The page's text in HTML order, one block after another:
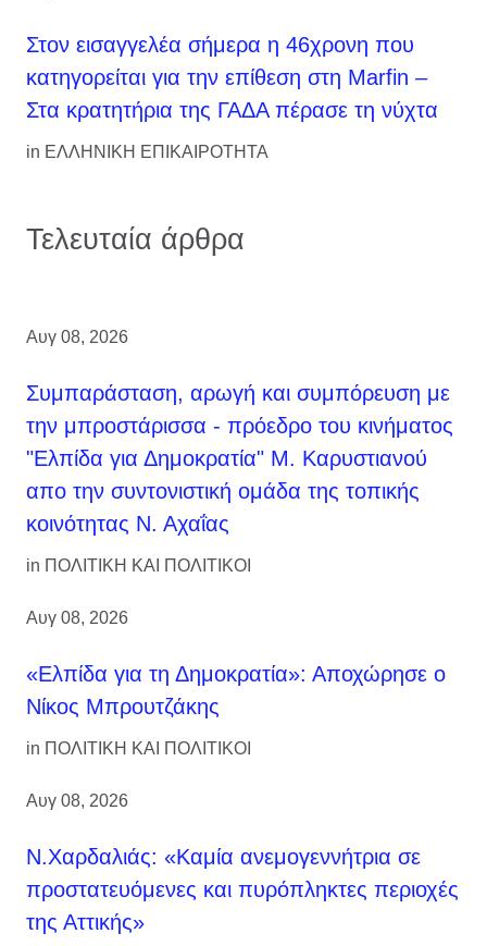
Στον εισαγγελέα σήμερα η 46χρονη που
κατηγορείται για την επίθεση στη Marfin –
Στα κρατητήρια της ΓΑΔΑ πέρασε τη νύχτα
in ΕΛΛΗΝΙΚΗ ΕΠΙΚΑΙΡΟΤΗΤΑ
Τελευταία άρθρα
Αυγ 08, 2026
Συμπαράσταση, αρωγή και συμπόρευση με
την μπροστάρισσα - πρόεδρο του κινήματος
"Ελπίδα για Δημοκρατία" Μ. Καρυστιανού
απο την συντονιστική ομάδα της τοπικής
κοινότητας Ν. Αχαΐας
in ΠΟΛΙΤΙΚΗ ΚΑΙ ΠΟΛΙΤΙΚΟΙ
Αυγ 08, 2026
«Ελπίδα για τη Δημοκρατία»: Αποχώρησε ο
Νίκος Μπρουτζάκης
in ΠΟΛΙΤΙΚΗ ΚΑΙ ΠΟΛΙΤΙΚΟΙ
Αυγ 08, 2026
Ν.Χαρδαλιάς: «Καμία ανεμογεννήτρια σε
προστατευόμενες και πυρόπληκτες περιοχές
της Αττικής»